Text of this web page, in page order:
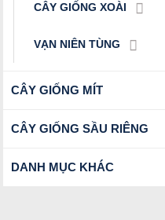
CÂY GIỐNG XOÀI
VẠN NIÊN TÙNG
CÂY GIỐNG MÍT
CÂY GIỐNG SẦU RIÊNG
DANH MỤC KHÁC